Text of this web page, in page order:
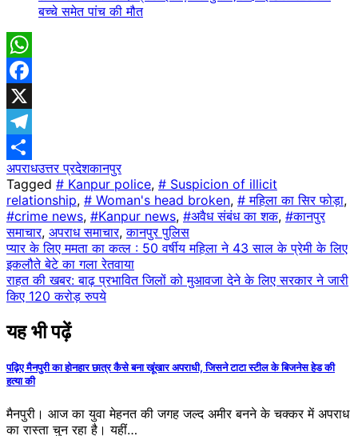
बच्चे समेत पांच की मौत
WhatsApp
Facebook
X
Telegram
Share
अपराधउत्तर प्रदेश​कानपुर
Tagged # Kanpur police, # Suspicion of illicit
relationship, # Woman's head broken, # महिला का सिर फोड़ा,
#crime news, #Kanpur news, #अवैध संबंध का शक, #कानपुर
समाचार, अपराध समाचार,कानपुर पुलिस
Post
navigation
प्यार के लिए ममता का कत्ल : 50 वर्षीय महिला ने 43 साल के प्रेमी के लिए
इकलौते बेटे का गला रेतवाया
राहत की खबर: बाढ़ प्रभावित जिलों को मुआवजा देने के लिए सरकार ने जारी
किए 120 करोड़ रुपये
यह भी पढ़ें
पढ़िए मैनपुरी का होनहार छात्र कैसे बना खूंखार अपराधी, जिसने टाटा स्टील के बिजनेस हेड ​​की
हत्या की
मैनपुरी। आज का युवा मेहनत की जगह जल्द अमीर बनने के चक्कर में अपराध
का रास्ता चुन रहा है। यहीं…